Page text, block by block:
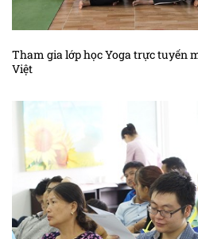
Kiến thức ung thư phần
Kiến thức sác – côm cơ vân
Kiến thức ung thư tế bào máu
Kiến thức ung thư thận
Kiến thức ung thư thanh
Kiến thức ung thư thực quản
Kiến thức ung thư tinh hoàn
Tham gia lớp học Yoga trực tuyến
Việt